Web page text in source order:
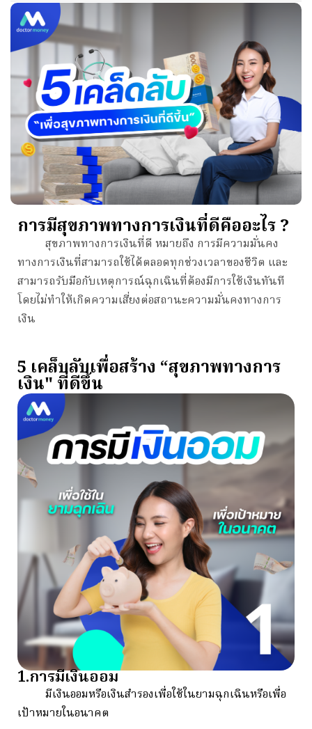
การมีสุขภาพทางการเงินที่ดีคืออะไร ?
สุขภาพทางการเงินที่ดี หมายถึง การมีความมั่นคง
ทางการเงินที่สามารถใช้ได้ตลอดทุกช่วงเวลาของชีวิต และ
สามารถรับมือกับเหตุการณ์ฉุกเฉินที่ต้องมีการใช้เงินทันที
โดยไม่ทำให้เกิดความเสี่ยงต่อสถานะความมั่นคงทางการ
เงิน
5 เคล็บลับเพื่อสร้าง “สุขภาพทางการ
เงิน" ที่ดีขึ้น
1.การมีเงินออม
มีเงินออมหรือเงินสำรองเพื่อใช้ในยามฉุกเฉินหรือเพื่อ
เป้าหมายในอนาคต